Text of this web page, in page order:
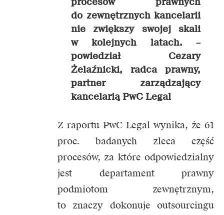
do zewnętrznych kancelarii
nie zwiększy swojej skali
w kolejnych latach. –
powiedział Cezary
Żelaźnicki, radca prawny,
partner zarządzający
kancelarią PwC Legal
Z raportu PwC Legal wynika, że 61
proc. badanych zleca część
procesów, za które odpowiedzialny
jest departament prawny
podmiotom zewnętrznym,
to znaczy dokonuje outsourcingu